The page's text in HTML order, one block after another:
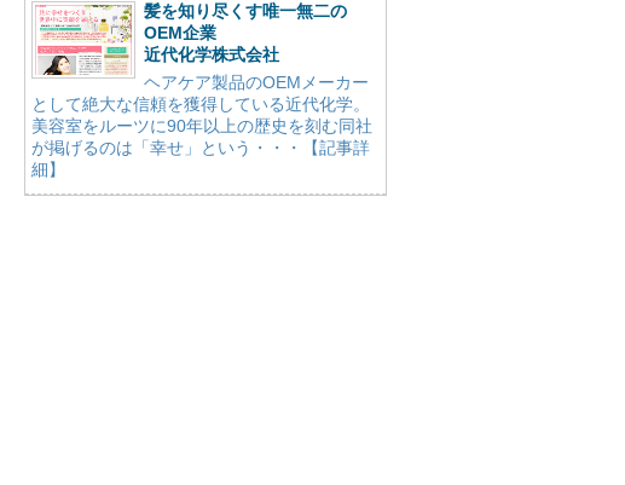
髪を知り尽くす唯一無二の
OEM企業
近代化学株式会社
ヘアケア製品のOEMメーカー
として絶大な信頼を獲得している近代化学。
美容室をルーツに90年以上の歴史を刻む同社
が掲げるのは「幸せ」という・・・【記事詳
細】